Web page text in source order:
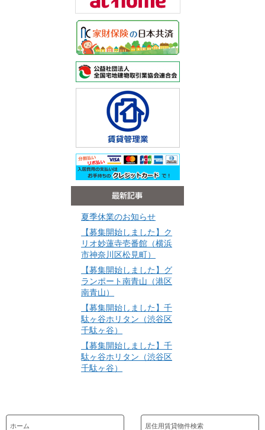
夏季休業のお知らせ
【募集開始しました】ク
リオ妙蓮寺壱番館（横浜
市神奈川区松見町）
【募集開始しました】グ
ランポート南青山（港区
南青山）
【募集開始しました】千
駄ヶ谷ホリタン（渋谷区
千駄ヶ谷）
【募集開始しました】千
駄ヶ谷ホリタン（渋谷区
千駄ヶ谷）
ホーム 居住用賃貸物件検索